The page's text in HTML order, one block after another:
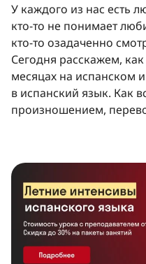
У каждого из нас есть
кто-то не понимает
кто-то озадаченно
Сегодня расскажем,
месяцах на испанском
в испанский язык. Как
произношением,